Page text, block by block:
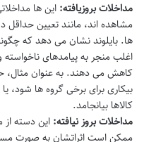
مداخلات بروزیافته: این ها
مشاهده اند، مانند تعیین
ها. بایلوند نشان می دهد که
اغلب منجر به پیامدهای ناخواسته
کاهش می دهند. به عنوان مثال،
بیکاری برای برخی گروه ها شود،
کالاها بیانجامد.
مداخلات بروز نیافته: این دسته
ممکن است اثراتشان به صورت